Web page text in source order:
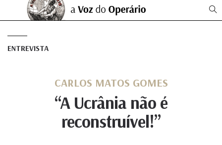
ENTREVISTA
CARLOS MATOS GOMES
“A Ucrânia não é
reconstruível!”